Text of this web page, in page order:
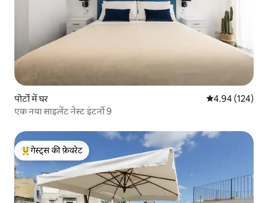
पोर्टो में घर औसत रेटिंग 5 में से
4.94 (124)
एक नया साइलेंट नेस्ट इंटर्नो 9
गेस्ट्स का टॉप फ़ेवरेट
गेस्ट्स की फ़ेवरेट